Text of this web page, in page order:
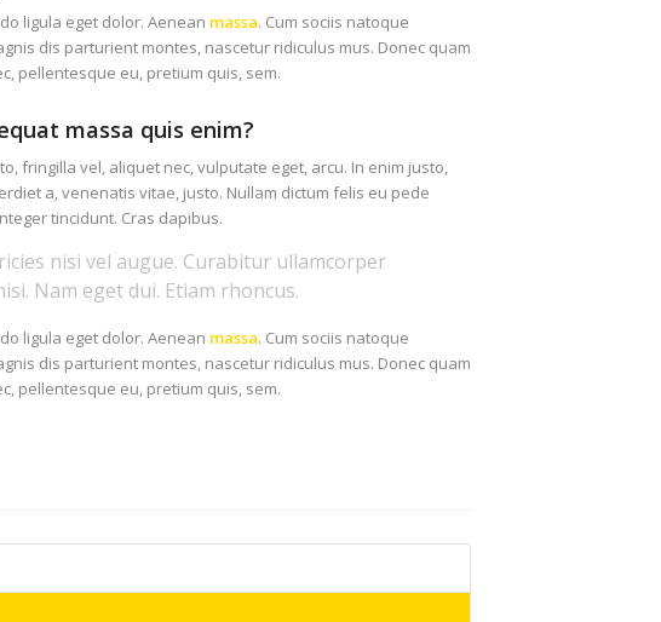
ligula eget dolor. Aenean massa. Cum sociis natoque
dis parturient montes, nascetur ridiculus mus. Donec quam
pellentesque eu, pretium quis, sem.
massa quis enim?
fringilla vel, aliquet nec, vulputate eget, arcu. In enim justo,
a, venenatis vitae, justo. Nullam dictum felis eu pede
tincidunt. Cras dapibus.
nisi vel augue. Curabitur ullamcorper
Nam eget dui. Etiam rhoncus.
ligula eget dolor. Aenean massa. Cum sociis natoque
dis parturient montes, nascetur ridiculus mus. Donec quam
pellentesque eu, pretium quis, sem.